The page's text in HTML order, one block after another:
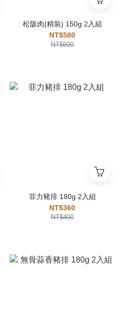
松阪肉(精裝) 150g 2入組
NT$580
NT$600
菲力豬排 180g 2入組
NT$360
NT$400